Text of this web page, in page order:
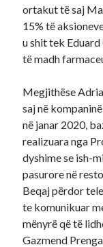
ortakut të saj
15% të
u shit tek
të madh
Megjithëse
saj në
në janar 2020,
realizuara nga
dyshime se ish-
pasurore në
Beqaj përdor
te komunikuar
mënyrë që të
Gazmend